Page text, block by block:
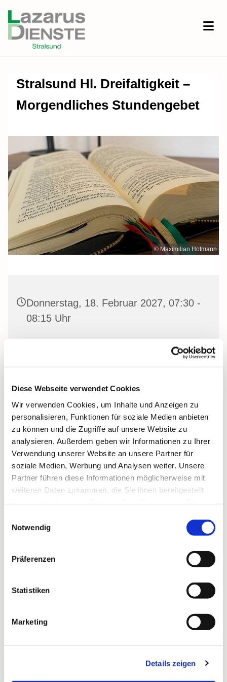
Diese Webseite verwendet Cookies
Wir verwenden Cookies, um Inhalte und Anzeigen zu
personalisieren, Funktionen für soziale Medien anbieten
zu können und die Zugriffe auf unsere Website zu
analysieren. Außerdem geben wir Informationen zu Ihrer
Verwendung unserer Website an unsere Partner für
soziale Medien, Werbung und Analysen weiter. Unsere
Partner führen diese Informationen möglicherweise mit
weiteren Daten zusammen, die Sie ihnen bereitgestellt
Notwendig
Präferenzen
Statistiken
Marketing
Details zeigen
Stralsund Hl. Dreifaltigkeit –
Morgendliches Stundengebet
© Maximilian Hofmann
Donnerstag, 18. Februar 2027, 07:30 -
08:15 Uhr
Heilige Dreifaltigkeit Kirche, Stralsund,
Gemeinsam beten wir dasInvitatorium, die
Lesehoreund dieLaudes. Dazu hören wir das
Tagesevangelium und verbleiben in 15 Minuten stiller
Meditation.
Mitbeten empfehlen wir stundengebet.de
iOS